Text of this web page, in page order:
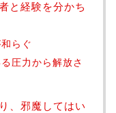
と経験を分かち
らぐ
圧力から解放さ
、邪魔してはい